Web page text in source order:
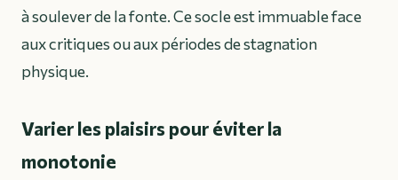
à soulever de la fonte. Ce socle est immuable face
aux critiques ou aux périodes de stagnation
physique.
Varier les plaisirs pour éviter la
monotonie